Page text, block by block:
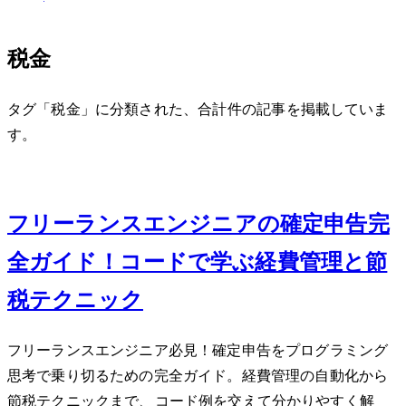
税金
タグ「税金」に分類された、合計 1 件の記事を掲載していま
す。
フリーランスエンジニアの確定申告完
全ガイド2025！コードで学ぶ経費管理と節
税テクニック
フリーランスエンジニア必見！確定申告をプログラミング
思考で乗り切るための完全ガイド。経費管理の自動化から
節税テクニックまで、Pythonコード例を交えて分かりやすく解